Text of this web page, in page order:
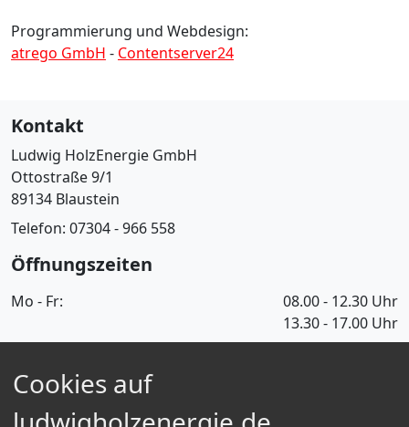
Programmierung und Webdesign:
atrego GmbH - Contentserver24
Kontakt
Ludwig HolzEnergie GmbH
Ottostraße 9/1
89134 Blaustein
Telefon: 07304 - 966 558
Öffnungszeiten
Mo - Fr:
08.00 - 12.30 Uhr
13.30 - 17.00 Uhr
Über Uns
Cookies auf